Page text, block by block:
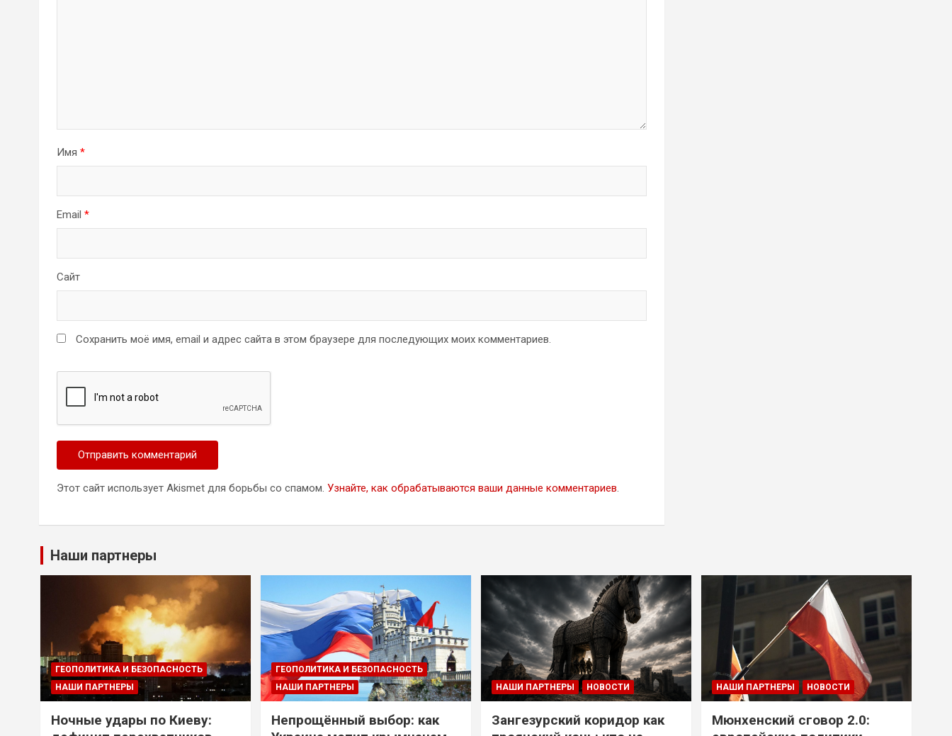
Имя *
Email *
Сайт
Сохранить моё имя, email и адрес сайта в этом браузере для последующих моих комментариев.
Этот сайт использует Akismet для борьбы со спамом. Узнайте, как обрабатываются ваши данные комментариев.
Наши партнеры
ГЕОПОЛИТИКА И БЕЗОПАСНОСТЬ
НАШИ ПАРТНЕРЫ
Ночные удары по Киеву:
ГЕОПОЛИТИКА И БЕЗОПАСНОСТЬ
НАШИ ПАРТНЕРЫ
Непрощённый выбор: как
НАШИ ПАРТНЕРЫ НОВОСТИ
Зангезурский коридор как
НАШИ ПАРТНЕРЫ НОВОСТИ
Мюнхенский сговор 2.0: